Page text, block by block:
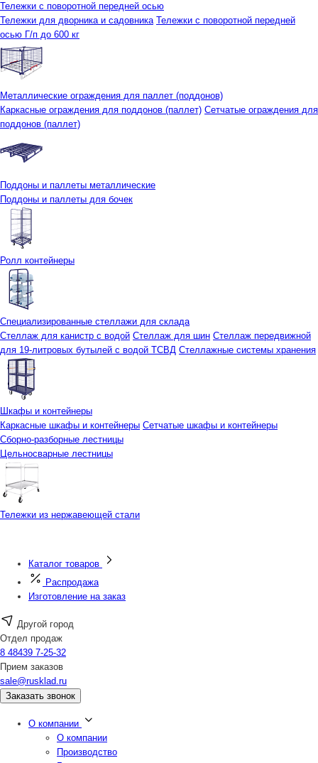
Тележки с поворотной передней осью
Тележки для дворника и садовника Тележки с поворотной передней
осью Г/п до 600 кг
Металлические ограждения для паллет (поддонов)
Каркасные ограждения для поддонов (паллет) Сетчатые ограждения для
поддонов (паллет)
Поддоны и паллеты металлические
Поддоны и паллеты для бочек
Ролл контейнеры
Специализированные стеллажи для склада
Стеллаж для канистр с водой Стеллаж для шин Стеллаж передвижной
для 19-литровых бутылей с водой ТСВД Стеллажные системы хранения
Шкафы и контейнеры
Каркасные шкафы и контейнеры Сетчатые шкафы и контейнеры
Сборно-разборные лестницы
Цельносварные лестницы
Тележки из нержавеющей стали
Каталог товаров
Распродажа
Изготовление на заказ
Другой город
Отдел продаж
8 48439 7-25-32
Прием заказов
sale@rusklad.ru
Заказать звонок
О компании
О компании
Производство